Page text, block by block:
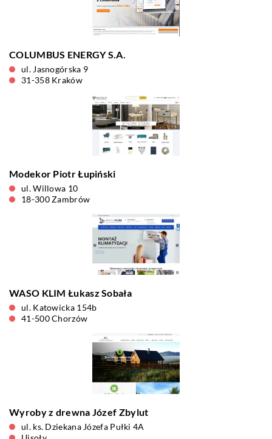
COLUMBUS ENERGY S.A.
ul. Jasnogórska 9
31-358 Kraków
Modekor Piotr Łupiński
ul. Willowa 10
18-300 Zambrów
WASO KLIM Łukasz Sobała
ul. Katowicka 154b
41-500 Chorzów
Wyroby z drewna Józef Zbylut
ul. ks. Dziekana Józefa Pułki 4A